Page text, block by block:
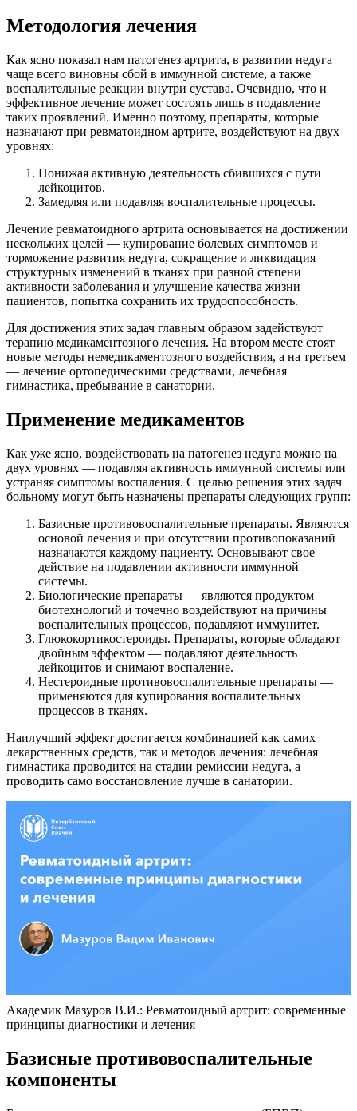
Методология лечения
Как ясно показал нам патогенез артрита, в развитии недуга
чаще всего виновны сбой в иммунной системе, а также
воспалительные реакции внутри сустава. Очевидно, что и
эффективное лечение может состоять лишь в подавление
таких проявлений. Именно поэтому, препараты, которые
назначают при ревматоидном артрите, воздействуют на двух
уровнях:
Понижая активную деятельность сбившихся с пути
лейкоцитов.
Замедляя или подавляя воспалительные процессы.
Лечение ревматоидного артрита основывается на достижении
нескольких целей — купирование болевых симптомов и
торможение развития недуга, сокращение и ликвидация
структурных изменений в тканях при разной степени
активности заболевания и улучшение качества жизни
пациентов, попытка сохранить их трудоспособность.
Для достижения этих задач главным образом задействуют
терапию медикаментозного лечения. На втором месте стоят
новые методы немедикаментозного воздействия, а на третьем
— лечение ортопедическими средствами, лечебная
гимнастика, пребывание в санатории.
Применение медикаментов
Как уже ясно, воздействовать на патогенез недуга можно на
двух уровнях — подавляя активность иммунной системы или
устраняя симптомы воспаления. С целью решения этих задач
больному могут быть назначены препараты следующих групп:
Базисные противовоспалительные препараты. Являются
основой лечения и при отсутствии противопоказаний
назначаются каждому пациенту. Основывают свое
действие на подавлении активности иммунной
системы.
Биологические препараты — являются продуктом
биотехнологий и точечно воздействуют на причины
воспалительных процессов, подавляют иммунитет.
Глюкокортикостероиды. Препараты, которые обладают
двойным эффектом — подавляют деятельность
лейкоцитов и снимают воспаление.
Нестероидные противовоспалительные препараты —
применяются для купирования воспалительных
процессов в тканях.
Наилучший эффект достигается комбинацией как самих
лекарственных средств, так и методов лечения: лечебная
гимнастика проводится на стадии ремиссии недуга, а
проводить само восстановление лучше в санатории.
Академик Мазуров В.И.: Ревматоидный артрит: современные
принципы диагностики и лечения
Базисные противовоспалительные
компоненты